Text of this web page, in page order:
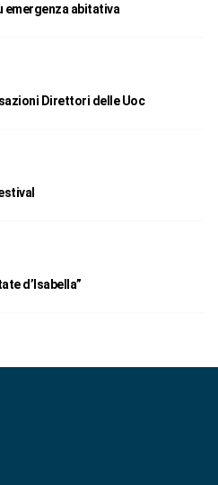
emergenza abitativa
Direttori delle Uoc
d’Isabella”